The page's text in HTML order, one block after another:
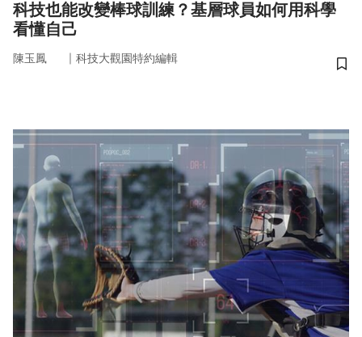
科技也能改變棒球訓練？基層球員如何用科學
看懂自己
陳玉鳳 ｜ 科技大觀園特約編輯
儲